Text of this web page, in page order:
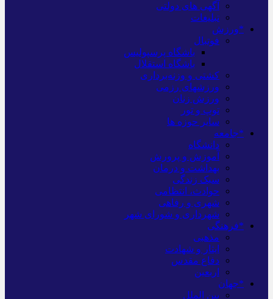
آگهی های دولتی
تبلیغات
*ورزش
فوتبال
باشگاه پرسپولیس
باشگاه استقلال
کشتی و وزنه‌برداری
ورزشهای رزمی
ورزش زنان
توپ و تور
سایر حوزه ها
*جامعه
دانشگاه
آموزش و پرورش
بهداشت و درمان
سبک زندگی
حوادث، انتظامی
شهری و رفاهی
شهرداری و شورای شهر
*فرهنگی
مذهبی
ایثار و شهادت
دفاع مقدس
اربعین
*جهان
بین الملل